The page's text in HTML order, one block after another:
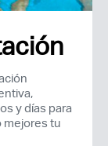
y días para
mejores tu